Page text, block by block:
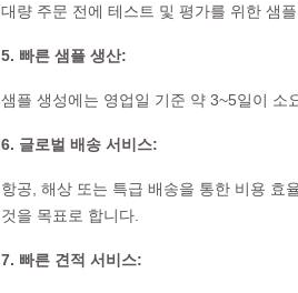
대량 주문 전에 테스트 및 평가를 위한 샘
5. 빠른 샘플 생산:
샘플 생성에는 영업일 기준 약 3~5일이 소
6. 글로벌 배송 서비스:
항공, 해상 또는 특급 배송을 통한 비용 효
것을 목표로 합니다.
7. 빠른 견적 서비스: